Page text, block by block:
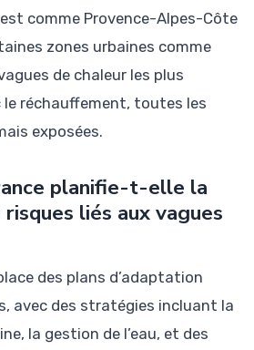
comme Provence-Alpes-Côte
zones urbaines comme
de chaleur les plus
le réchauffement, toutes les
exposées.
planifie-t-elle la
liés aux vagues
des plans d’adaptation
avec des stratégies incluant la
la gestion de l’eau, et des